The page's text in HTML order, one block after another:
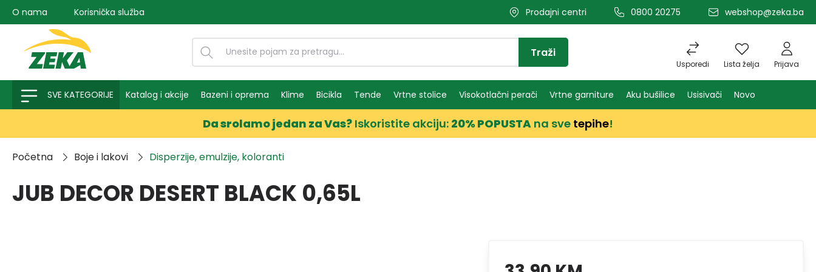
pretragu Preskoči na glavnu navigaciju
O nama Korisnička služba Prodajni centri 0800 20275 webshop@zeka.ba
Usporedi Lista želja Prijava
Traži
SVE KATEGORIJE Katalog i akcije Bazeni i oprema Klime Bicikla Tende Vrtne stolice Visokotlačni perači Vrtne garniture Aku bušilice Usisivači Novo
Da srolamo jedan za Vas? Iskoristite akciju: 20% POPUSTA na sve tepihe!
Početna Boje i lakovi Disperzije, emulzije, koloranti
JUB DECOR DESERT BLACK 0,65L